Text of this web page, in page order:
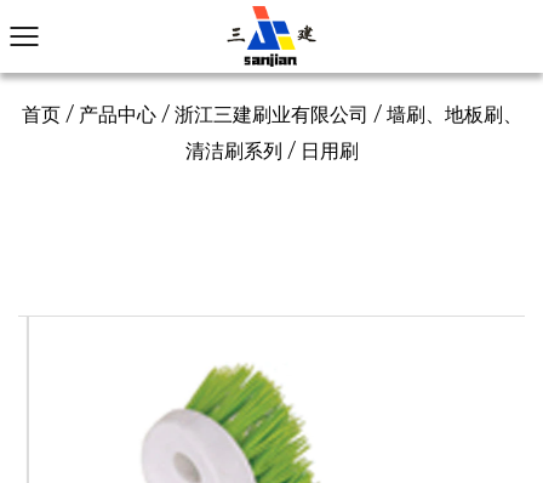
首页/ 产品中心/ 浙江三建刷业有限公司 / 墙刷、地板刷、
清洁刷系列 / 日用刷